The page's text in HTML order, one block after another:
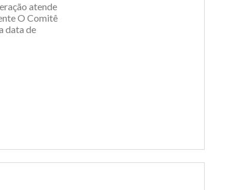
atende
O Comitê
data de